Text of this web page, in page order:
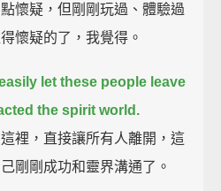
懷疑，但剛剛玩過、體驗過
懷疑的了，我覺得。
let these people leave
the spirit world.
裡，直接讓所有人離開，這
剛剛成功和靈界溝通了。